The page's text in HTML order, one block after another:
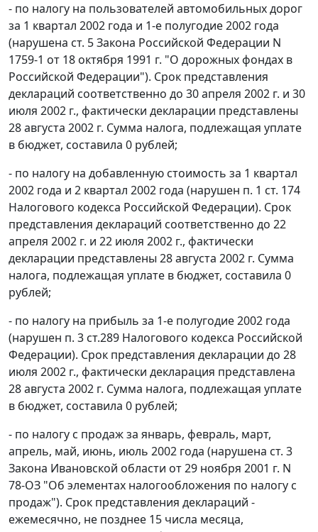
- по налогу на пользователей автомобильных дорог
за 1 квартал 2002 года и 1-е полугодие 2002 года
(нарушена ст. 5Закона Российской Федерации N
1759-1 от 18 октября 1991 г. "О дорожных фондах в
Российской Федерации"). Срок представления
деклараций соответственно до 30 апреля 2002 г. и 30
июля 2002 г., фактически декларации представлены
28 августа 2002 г. Сумма налога, подлежащая уплате
в бюджет, составила 0 рублей;
- по налогу на добавленную стоимость за 1 квартал
2002 года и 2 квартал 2002 года (нарушен п. 1 ст. 174
Налогового кодекса Российской Федерации). Срок
представления деклараций соответственно до 22
апреля 2002 г. и 22 июля 2002 г., фактически
декларации представлены 28 августа 2002 г. Сумма
налога, подлежащая уплате в бюджет, составила 0
рублей;
- по налогу на прибыль за 1-е полугодие 2002 года
(нарушен п. 3 ст.289 Налогового кодекса Российской
Федерации). Срок представления декларации до 28
июля 2002 г., фактически декларация представлена
28 августа 2002 г. Сумма налога, подлежащая уплате
в бюджет, составила 0 рублей;
- по налогу с продаж за январь, февраль, март,
апрель, май, июнь, июль 2002 года (нарушена ст. 3
Закона Ивановской области от 29 ноября 2001 г. N
78-ОЗ "Об элементах налогообложения по налогу с
продаж"). Срок представления деклараций -
ежемесячно, не позднее 15 числа месяца,